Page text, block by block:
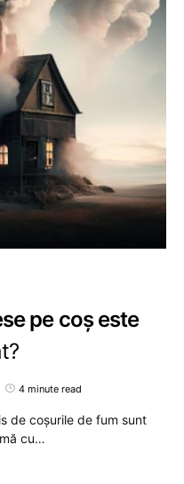
pe coș este
4 minute read
de coșurile de fum sunt
cu…